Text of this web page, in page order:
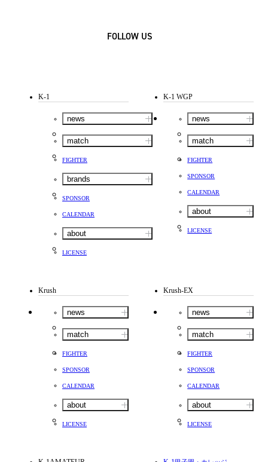
FOLLOW US
K-1
news
match
FIGHTER
brands
SPONSOR
CALENDAR
about
LICENSE
K-1 WGP
news
match
FIGHTER
SPONSOR
CALENDAR
about
LICENSE
Krush
news
match
FIGHTER
SPONSOR
CALENDAR
about
LICENSE
Krush-EX
news
match
FIGHTER
SPONSOR
CALENDAR
about
LICENSE